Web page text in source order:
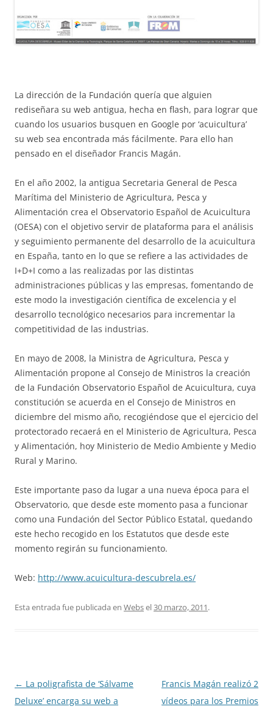
La dirección de la Fundación quería que alguien
rediseñara su web antigua, hecha en flash, para lograr que
cuando los usuarios busquen en Google por ‘acuicultura’
su web sea encontrada más fácilmente. Para ello han
pensado en el diseñador Francis Magán.
En el año 2002, la antigua Secretaria General de Pesca
Marítima del Ministerio de Agricultura, Pesca y
Alimentación crea el Observatorio Español de Acuicultura
(OESA) con el objetivo servir de plataforma para el análisis
y seguimiento permanente del desarrollo de la acuicultura
en España, tanto en lo que se refiere a las actividades de
I+D+I como a las realizadas por las distintas
administraciones públicas y las empresas, fomentando de
este modo la investigación científica de excelencia y el
desarrollo tecnológico necesarios para incrementar la
competitividad de las industrias.
En mayo de 2008, la Ministra de Agricultura, Pesca y
Alimentación propone al Consejo de Ministros la creación
de la Fundación Observatorio Español de Acuicultura, cuya
constitución se acuerda en el Consejo de Ministros en
diciembre del mismo año, recogiéndose que el ejercicio del
protectorado recaerá en el Ministerio de Agricultura, Pesca
y Alimentación, hoy Ministerio de Medio Ambiente y Medio
Rural y Marino.
Este importante paso da lugar a una nueva época para el
Observatorio, que desde este momento pasa a funcionar
como una Fundación del Sector Público Estatal, quedando
este hecho recogido en los Estatutos que desde este
momento regirán su funcionamiento.
Web: http://www.acuicultura-descubrela.es/
Esta entrada fue publicada en Websel30 marzo, 2011.
Navegación
de
← La poligrafista de ‘Sálvame
Deluxe’ encarga su web a
Francis Magán realizó 2
vídeos para los Premios